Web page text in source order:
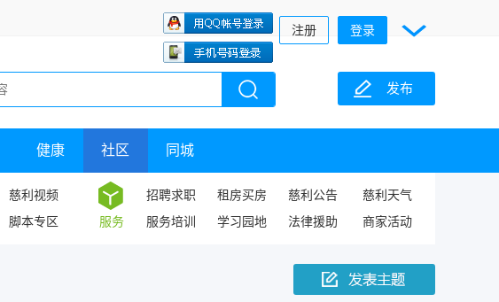
注册 登录
发布
健康 社区 同城
慈利视频
脚本专区 服务
招聘求职 租房买房 慈利公告
慈利天气
服务培训
学习园地 法律援助 商家活动